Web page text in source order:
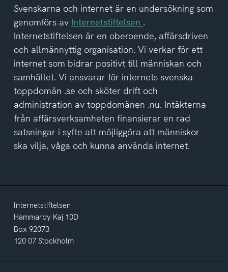
del
av
integritetspolicyn
Svenskarna och internet är en undersökning som
genomförs av Internetstiftelsen .
Internetstiftelsen är en oberoende, affärsdriven
och allmännyttig organisation. Vi verkar för ett
internet som bidrar positivt till människan och
samhället. Vi ansvarar för internets svenska
toppdomän .se och sköter drift och
administration av toppdomänen .nu. Intäkterna
från affärsverksamheten finansierar en rad
satsningar i syfte att möjliggöra att människor
ska vilja, våga och kunna använda internet.
Internetstiftelsen
Hammarby Kaj 10D
Box 92073
120 07 Stockholm